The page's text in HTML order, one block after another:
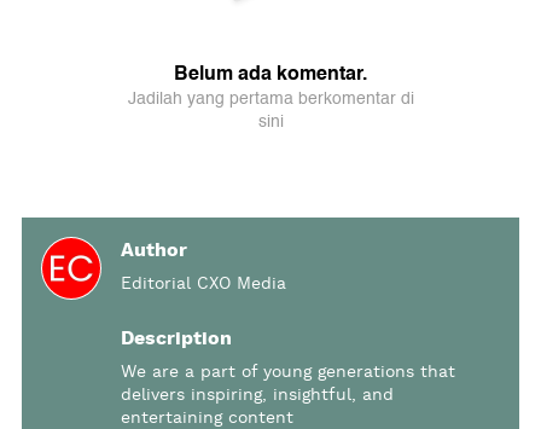
Author
Editorial CXO Media
Description
We are a part of young generations that
delivers inspiring, insightful, and
entertaining content